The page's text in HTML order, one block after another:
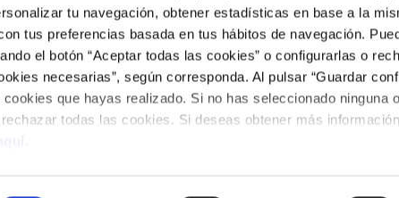
tu navegación, obtener estadísticas en base a la
tus preferencias basada en tus hábitos de navegación.
el botón “Aceptar todas las cookies” o configurarlas o
necesarias”, según corresponda. Al pulsar “Guardar
que hayas realizado. Si no has seleccionado ninguna
todas las cookies. Si deseas obtener más
Generales
y entrega
de devoluciones
Acceso Profesionales
Oficinas
Trabaja con nosotros
Contacto
Colowall